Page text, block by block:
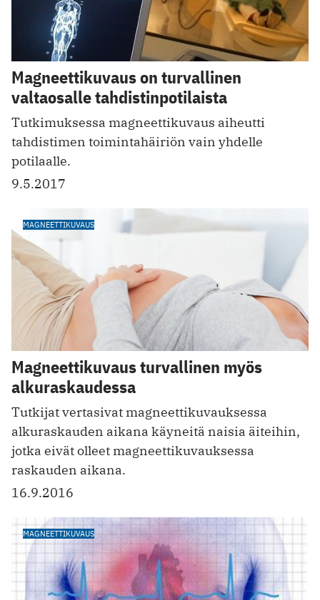
Magneettikuvaus on turvallinen
valtaosalle tahdistinpotilaista
Tutkimuksessa magneettikuvaus aiheutti
tahdistimen toimintahäiriön vain yhdelle
potilaalle.
9.5.2017
MAGNEETTIKUVAUS
Magneettikuvaus turvallinen myös
alkuraskaudessa
Tutkijat vertasivat magneettikuvauksessa
alkuraskauden aikana käyneitä naisia äiteihin,
jotka eivät olleet magneettikuvauksessa
raskauden aikana.
16.9.2016
MAGNEETTIKUVAUS